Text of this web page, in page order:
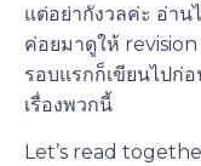
แต่อย่ากังวลค่ะ อ่าน
ค่อยมาดูให้
รอบแรกก็เขียนไปก่
เรื่องพวกนี้
Let’s read